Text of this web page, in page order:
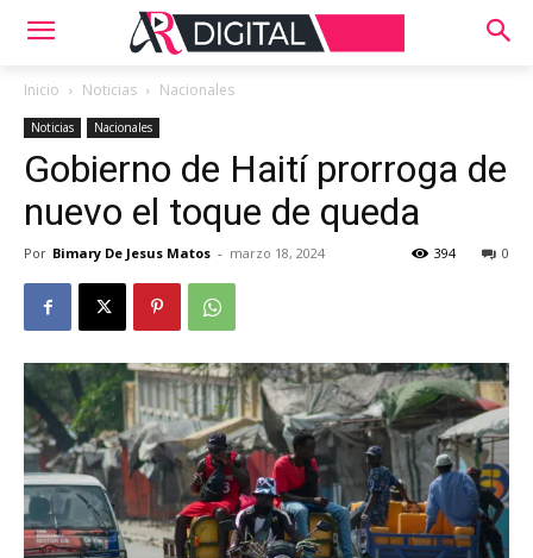
Inicio Noticias Nacionales
Noticias Nacionales
Gobierno de Haití prorroga de
nuevo el toque de queda
Por Bimary De Jesus Matos - marzo 18, 2024 0
394